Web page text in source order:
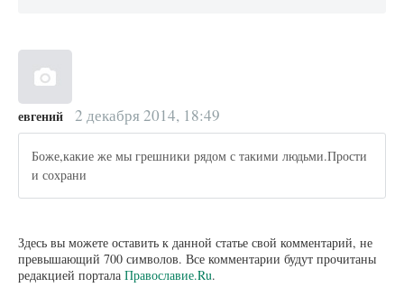
евгений 2 декабря 2014, 18:49
Боже,какие же мы грешники рядом с такими людьми.Прости
и сохрани
Здесь вы можете оставить к данной статье свой комментарий, не
превышающий 700 символов. Все комментарии будут прочитаны
редакцией портала Православие.Ru.